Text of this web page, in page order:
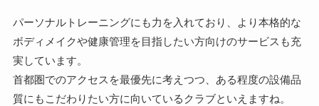
パーソナルトレーニングにも力を入れており、より本格的な
ボディメイクや健康管理を目指したい方向けのサービスも充
実しています。
首都圏でのアクセスを最優先に考えつつ、ある程度の設備品
質にもこだわりたい方に向いているクラブといえますね。